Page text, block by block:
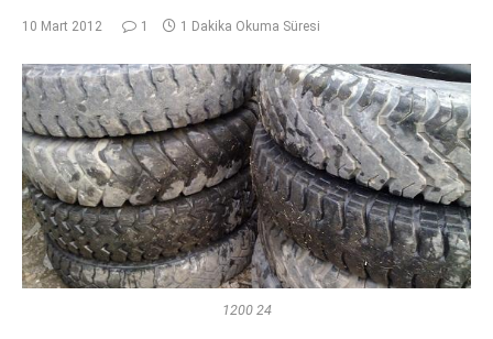
10 Mart 2012 1 1 Dakika Okuma Süresi
1200 24